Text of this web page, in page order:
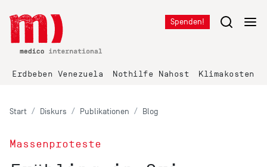
Spenden!
Erdbeben Venezuela Nothilfe Nahost Klimakosten
Start Diskurs Publikationen Blog
Massenproteste